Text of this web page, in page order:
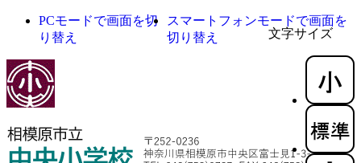
文字サイズ
PCモードで画面を切
り替え
スマートフォンモードで画面を
切り替え